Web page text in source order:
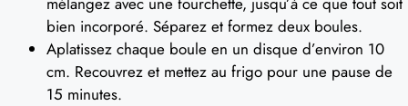
bien incorporé. Séparez et formez deux boules.
Aplatissez chaque boule en un disque d’environ 10
cm. Recouvrez et mettez au frigo pour une pause de
15 minutes.